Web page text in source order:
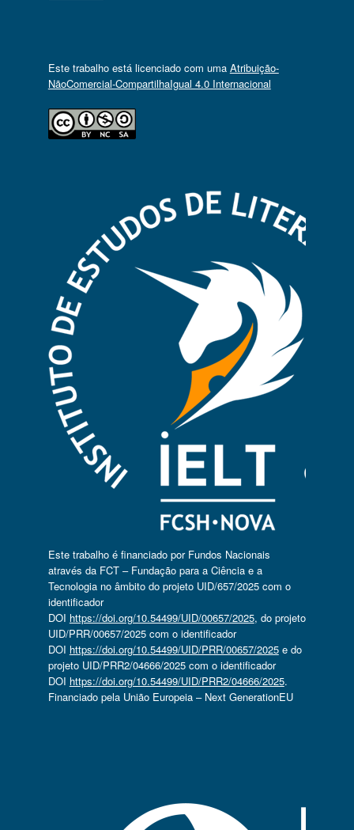
Este trabalho está licenciado com uma Atribuição-
NãoComercial-CompartilhaIgual 4.0 Internacional
Este trabalho é financiado por Fundos Nacionais
através da FCT – Fundação para a Ciência e a
Tecnologia no âmbito do projeto UID/657/2025 com o
identificador
DOI https://doi.org/10.54499/UID/00657/2025, do projeto
UID/PRR/00657/2025 com o identificador
DOI https://doi.org/10.54499/UID/PRR/00657/2025e do
projeto UID/PRR2/04666/2025 com o identificador
DOI https://doi.org/10.54499/UID/PRR2/04666/2025.
Financiado pela União Europeia – Next GenerationEU